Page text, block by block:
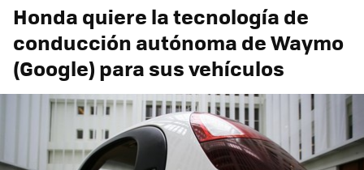
Honda quiere la tecnología de
conducción autónoma de Waymo
(Google) para sus vehículos